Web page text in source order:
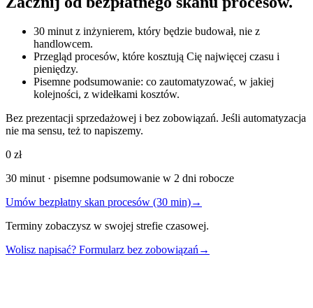
30 minut z inżynierem, który będzie budował, nie z
handlowcem.
Przegląd procesów, które kosztują Cię najwięcej czasu i
pieniędzy.
Pisemne podsumowanie: co zautomatyzować, w jakiej
kolejności, z widełkami kosztów.
Bez prezentacji sprzedażowej i bez zobowiązań. Jeśli automatyzacja
nie ma sensu, też to napiszemy.
0 zł
30 minut · pisemne podsumowanie w 2 dni robocze
Umów bezpłatny skan procesów (30 min)→
Terminy zobaczysz w swojej strefie czasowej.
Wolisz napisać? Formularz bez zobowiązań→